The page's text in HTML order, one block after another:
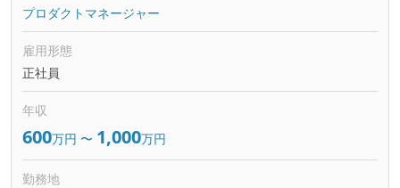
プロダクトマネージャー
雇用形態
正社員
年収
600万円 〜 1,000万円
勤務地